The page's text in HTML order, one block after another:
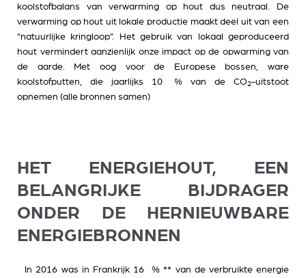
koolstofbalans van verwarming op hout dus neutraal. De
verwarming op hout uit lokale productie maakt deel uit van een
“natuurlijke kringloop”. Het gebruik van lokaal geproduceerd
hout vermindert aanzienlijk onze impact op de opwarming van
de aarde. Met oog voor de Europese bossen, ware
koolstofputten, die jaarlijks 10 % van de CO2-uitstoot
opnemen (alle bronnen samen)
HET ENERGIEHOUT, EEN
BELANGRIJKE BIJDRAGER
ONDER DE HERNIEUWBARE
ENERGIEBRONNEN
In 2016 was in Frankrijk 16 % ** van de verbruikte energie